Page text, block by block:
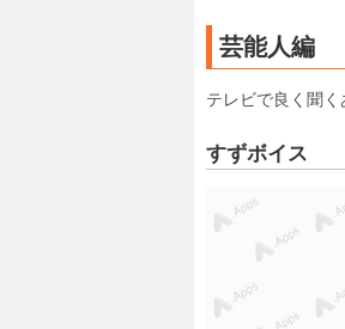
芸能人編
テレビで良く聞く
すずボイス